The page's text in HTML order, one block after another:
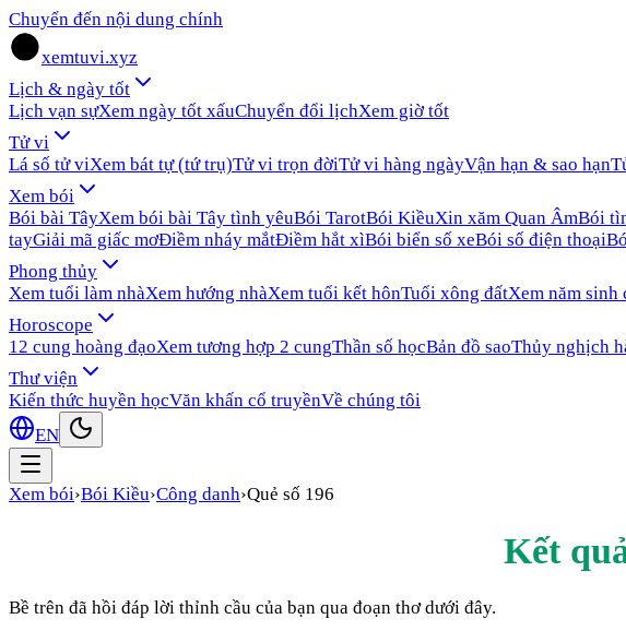
Chuyển đến nội dung chính
xemtuvi.xyz
Lịch & ngày tốt
Lịch vạn sựXem ngày tốt xấuChuyển đổi lịchXem giờ tốt
Tử vi
Lá số tử viXem bát tự (tứ trụ)Tử vi trọn đờiTử vi hàng ngàyVận hạn & sao hạn
Xem bói
Bói bài TâyXem bói bài Tây tình yêuBói TarotBói KiềuXin xăm Quan ÂmBói
tayGiải mã giấc mơĐiềm nháy mắtĐiềm hắt xìBói biển số xeBói số điện thoại
Phong thủy
Xem tuổi làm nhàXem hướng nhàXem tuổi kết hônTuổi xông đấtXem năm sinh
Horoscope
12 cung hoàng đạoXem tương hợp 2 cungThần số họcBản đồ saoThủy nghịch
Thư viện
Kiến thức huyền họcVăn khấn cổ truyềnVề chúng tôi
EN
Xem bói›Bói Kiều›Công danh›Quẻ số 196
Kết
Bề trên đã hồi đáp lời thỉnh cầu của bạn qua đoạn thơ dưới đây.